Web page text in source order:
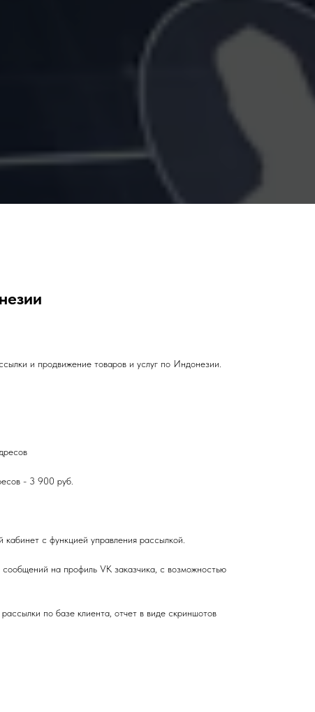
и продвижение товаров и услуг по Индонезии.
- 3 900 руб.
с функцией управления рассылкой.
на профиль VK заказчика, с возможностью
по базе клиента, отчет в виде скриншотов